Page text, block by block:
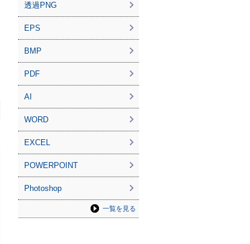
透過PNG
EPS
BMP
PDF
AI
WORD
EXCEL
POWERPOINT
Photoshop
一覧を見る